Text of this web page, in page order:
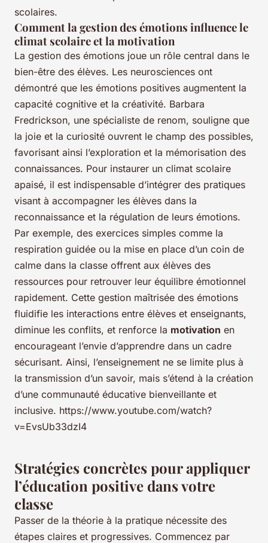
scolaires.
Comment la gestion des émotions influence le
climat scolaire et la motivation
La gestion des émotions joue un rôle central dans le
bien-être des élèves. Les neurosciences ont
démontré que les émotions positives augmentent la
capacité cognitive et la créativité. Barbara
Fredrickson, une spécialiste de renom, souligne que
la joie et la curiosité ouvrent le champ des possibles,
favorisant ainsi l’exploration et la mémorisation des
connaissances. Pour instaurer un climat scolaire
apaisé, il est indispensable d’intégrer des pratiques
visant à accompagner les élèves dans la
reconnaissance et la régulation de leurs émotions.
Par exemple, des exercices simples comme la
respiration guidée ou la mise en place d’un coin de
calme dans la classe offrent aux élèves des
ressources pour retrouver leur équilibre émotionnel
rapidement. Cette gestion maîtrisée des émotions
fluidifie les interactions entre élèves et enseignants,
diminue les conflits, et renforce la motivation en
encourageant l’envie d’apprendre dans un cadre
sécurisant. Ainsi, l’enseignement ne se limite plus à
la transmission d’un savoir, mais s’étend à la création
d’une communauté éducative bienveillante et
inclusive. https://www.youtube.com/watch?
v=EvsUb33dzI4
Stratégies concrètes pour appliquer
l’éducation positive dans votre
classe
Passer de la théorie à la pratique nécessite des
étapes claires et progressives. Commencez par